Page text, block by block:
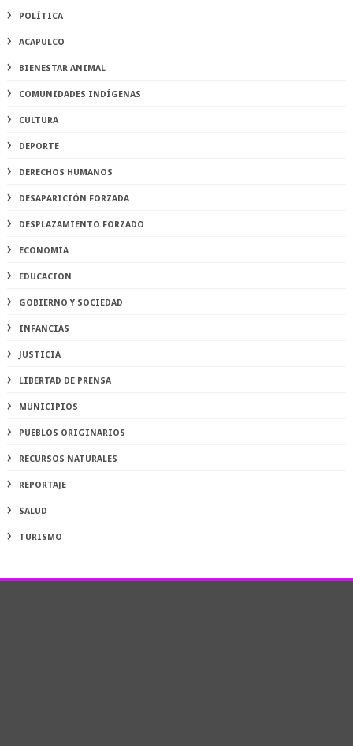
POLÍTICA
ACAPULCO
BIENESTAR ANIMAL
COMUNIDADES INDÍGENAS
CULTURA
DEPORTE
DERECHOS HUMANOS
DESAPARICIÓN FORZADA
DESPLAZAMIENTO FORZADO
ECONOMÍA
EDUCACIÓN
GOBIERNO Y SOCIEDAD
INFANCIAS
JUSTICIA
LIBERTAD DE PRENSA
MUNICIPIOS
PUEBLOS ORIGINARIOS
RECURSOS NATURALES
REPORTAJE
SALUD
TURISMO